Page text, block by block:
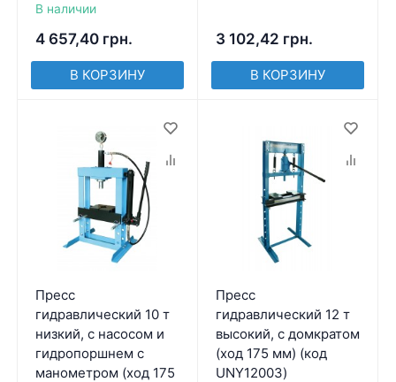
В наличии
4 657,40 грн.
В КОРЗИНУ
3 102,42 грн.
В КОРЗИНУ
Пресс
гидравлический 10 т
низкий, с насосом и
гидропоршнем с
манометром (ход 175
Пресс
гидравлический 12 т
высокий, с домкратом
(ход 175 мм) (код
UNY12003)